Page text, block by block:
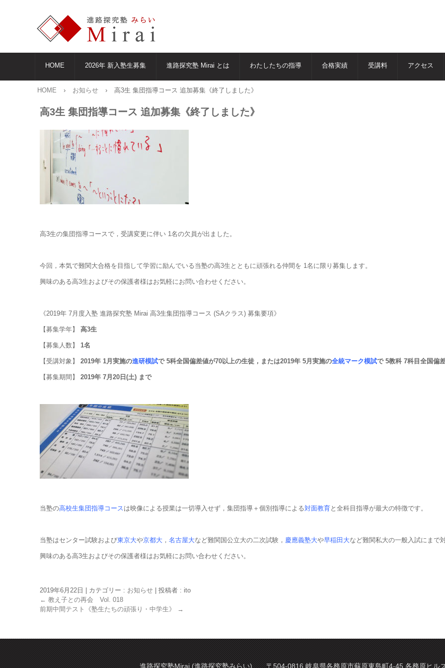
HOME 2026年 新入塾生募集 進路探究塾 Mirai とは わたしたちの指導 合格実績 受講料 アクセス
HOME › お知らせ › 高3生 集団指導コース 追加募集《終了しました》
高3生 集団指導コース 追加募集《終了しました》
高3生の集団指導コースで，受講変更に伴い 1名の欠員が出ました。
今回，本気で難関大合格を目指して学習に励んでいる当塾の高3生とともに頑張れる仲間を 1名に限り募集します。
興味のある高3生およびその保護者様はお気軽にお問い合わせください。
《2019年 7月度入塾 進路探究塾 Mirai 高3生集団指導コース (SAクラス) 募集要項》
【募集学年】 高3生
【募集人数】 1名
【受講対象】 2019年 1月実施の進研模試で 5科全国偏差値が70以上の生徒，または2019年 5月実施の全統マーク模試で 5教科 7科目全国偏
【募集期間】 2019年 7月20日(土) まで
当塾の高校生集団指導コースは映像による授業は一切導入せず，集団指導＋個別指導による対面教育と全科目指導が最大の特徴です。
当塾はセンター試験および東京大や京都大， 名古屋大など難関国公立大の二次試験， 慶應義塾大や早稲田大など難関私大の一般入試にまで
興味のある高3生およびその保護者様はお気軽にお問い合わせください。
2019年6月22日 カテゴリー : お知らせ
投稿者 : ito
← 教え子との再会 Vol. 018
前期中間テスト《塾生たちの頑張り・中学生》
→
進路探究塾Mirai (進路探究塾みらい) 〒504-0816 岐阜県各務原市蘇原東島町4-45 各務原ヒ